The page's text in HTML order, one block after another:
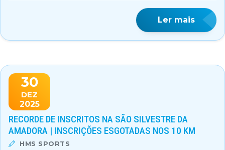
Ler mais
30
DEZ
2025
RECORDE DE INSCRITOS NA SÃO SILVESTRE DA
AMADORA | INSCRIÇÕES ESGOTADAS NOS 10 KM
HMS SPORTS